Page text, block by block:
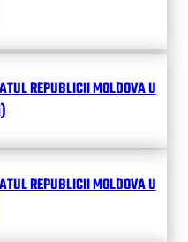
REPUBLICII MOLDOVA U
REPUBLICII MOLDOVA U